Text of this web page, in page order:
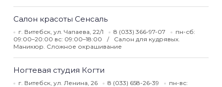
Салон красоты Сенсаль
г. Витебск, ул. Чапаева, 22/1 8 (033) 366-97-07
пн-сб:
09:00–20:00 вс: 09:00–18:00
Салон для кудрявых.
Маникюр. Сложное окрашивание
Ногтевая студия Когти
г. Витебск, ул. Ленина, 26 8 (033) 658-26-39
пн-вс: